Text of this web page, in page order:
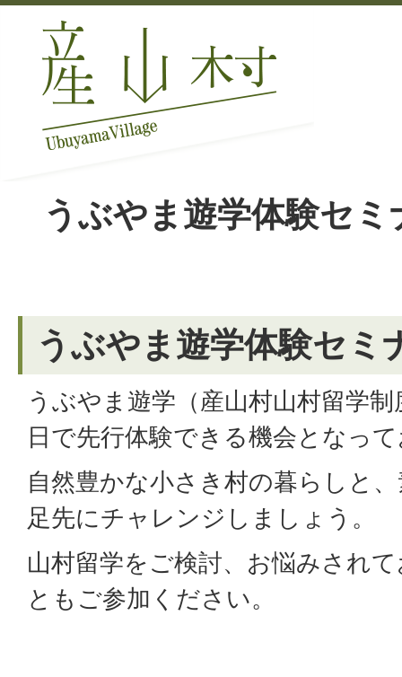
うぶやま遊学体験セ
うぶやま遊学体験セミ
うぶやま遊学（産山村山村留学
日で先行体験できる機会となっ
自然豊かな小さき村の暮らしと
足先にチャレンジしましょう。
山村留学をご検討、お悩みされ
ともご参加ください。